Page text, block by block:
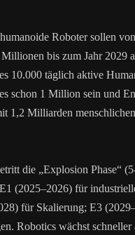
Roboter sollen
bis zum Jahr 2029
10.000 täglich aktive
schon 1 Million sein und
1,2 Milliarden
die „Explosion Phase“
(2025–2026) für
für Skalierung; E3
Robotics wächst schneller